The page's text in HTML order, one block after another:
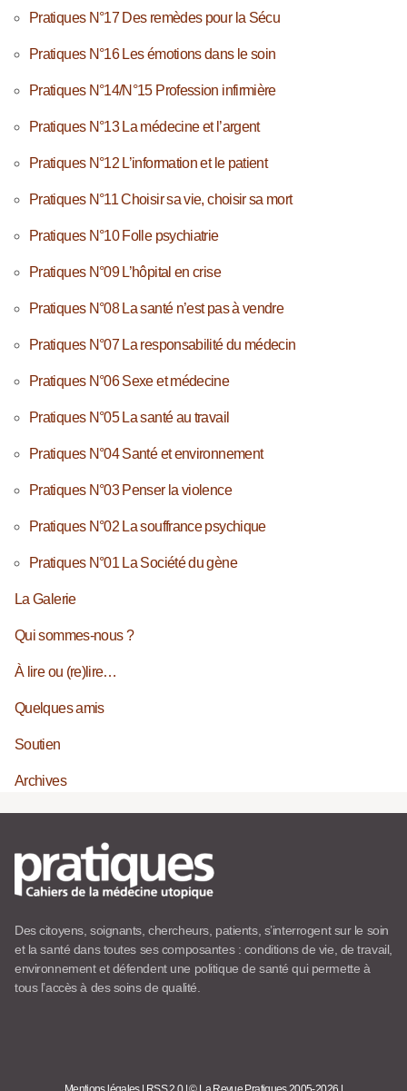
Pratiques N°17 Des remèdes pour la Sécu
Pratiques N°16 Les émotions dans le soin
Pratiques N°14/N°15 Profession infirmière
Pratiques N°13 La médecine et l’argent
Pratiques N°12 L’information et le patient
Pratiques N°11 Choisir sa vie, choisir sa mort
Pratiques N°10 Folle psychiatrie
Pratiques N°09 L’hôpital en crise
Pratiques N°08 La santé n’est pas à vendre
Pratiques N°07 La responsabilité du médecin
Pratiques N°06 Sexe et médecine
Pratiques N°05 La santé au travail
Pratiques N°04 Santé et environnement
Pratiques N°03 Penser la violence
Pratiques N°02 La souffrance psychique
Pratiques N°01 La Société du gène
La Galerie
Qui sommes-nous ?
À lire ou (re)lire…
Quelques amis
Soutien
Archives
Des citoyens, soignants, chercheurs, patients, s’interrogent sur le soin
et la santé dans toutes ses composantes : conditions de vie, de travail,
environnement et défendent une politique de santé qui permette à
tous l’accès à des soins de qualité.